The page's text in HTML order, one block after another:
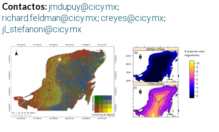
Contactos:jmdupuy@cicy.mx;
richard.feldman@cicy.mx; creyes@cicy.mx;
jl_stefanoni@cicy.mx